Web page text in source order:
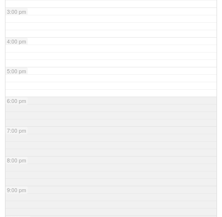
3:00 pm
4:00 pm
5:00 pm
6:00 pm
7:00 pm
8:00 pm
9:00 pm